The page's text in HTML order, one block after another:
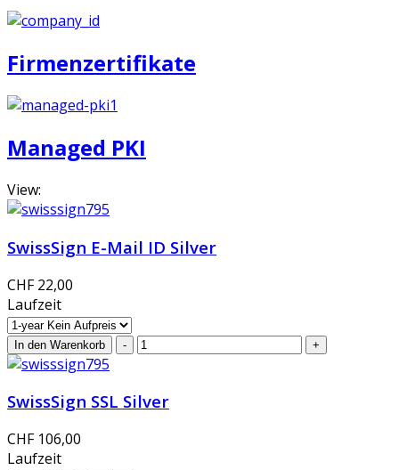
Firmenzertifikate
Managed PKI
View:
SwissSign E-Mail ID Silver
CHF 22,00
Laufzeit
SwissSign SSL Silver
CHF 106,00
Laufzeit